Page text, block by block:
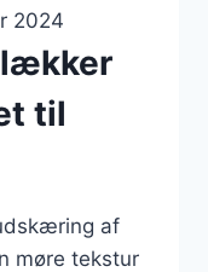
2024
lækker
til
af
møre tekstur